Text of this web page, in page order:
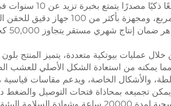
للغاية تم تصميمه خصيصًا لحل مشكلات صيانة العشب التقليدي.
النباتات الاصطناعية، تمتلك روبّي قاعدة إنتاج حديثة تبلغ مساحتها 30,000 متر مربع،
وفريق بحث وتطوير
خلال عمليات بيوتكية متعددة، يتميز المنتج
وملمس ناعم ورقيق، مع درجة محاكاة إجمالية تصل إلى 98٪، مما يمكنه من استعادة الشكل
تجميعه بمحاذاة فتحات التوصيل والضغط